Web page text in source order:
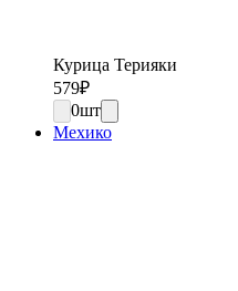
Курица Терияки
579₽
0шт
Мехико